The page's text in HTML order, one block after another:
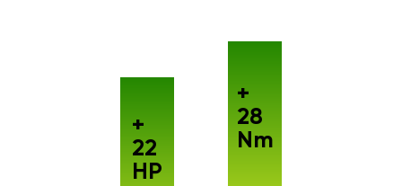
+
22
HP
+
28
Nm